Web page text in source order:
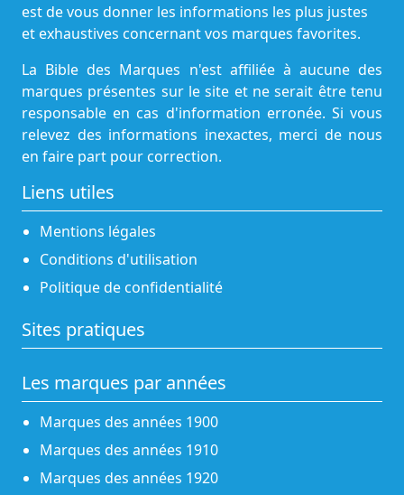
est de vous donner les informations les plus justes
et exhaustives concernant vos marques favorites.
La Bible des Marques n'est affiliée à aucune des
marques présentes sur le site et ne serait être tenu
responsable en cas d'information erronée. Si vous
relevez des informations inexactes, merci de nous
en faire part pour correction.
Liens utiles
Mentions légales
Conditions d'utilisation
Politique de confidentialité
Sites pratiques
Les marques par années
Marques des années 1900
Marques des années 1910
Marques des années 1920